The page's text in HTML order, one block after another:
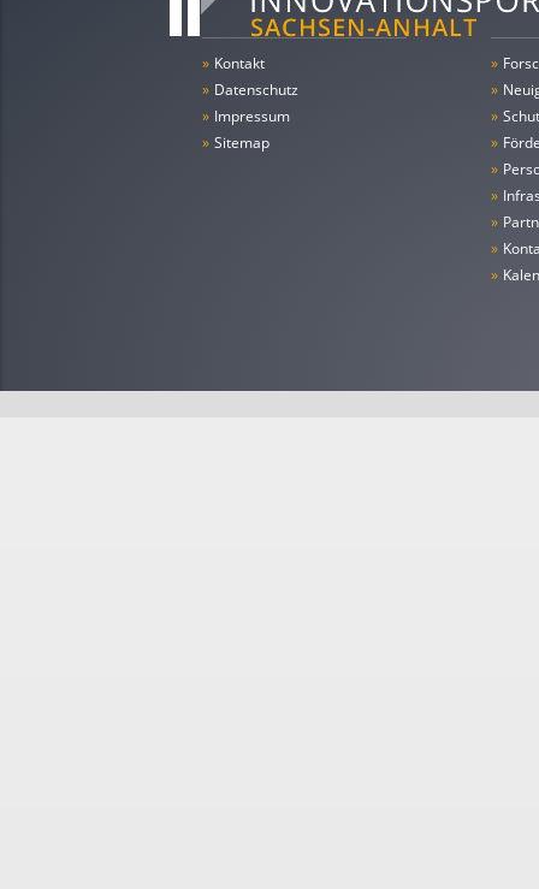
» Kontakt
» Datenschutz
» Impressum
» Sitemap
»
»
»
»
»
»
»
»
»